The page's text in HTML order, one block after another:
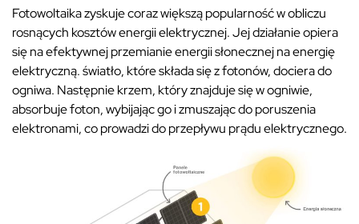
Fotowoltaika zyskuje coraz większą popularność w obliczu
rosnących kosztów energii elektrycznej. Jej działanie opiera
się na efektywnej przemianie energii słonecznej na energię
elektryczną. światło, które składa się z fotonów, dociera do
ogniwa. Następnie krzem, który znajduje się w ogniwie,
absorbuje foton, wybijając go i zmuszając do poruszenia
elektronami, co prowadzi do przepływu prądu elektrycznego.